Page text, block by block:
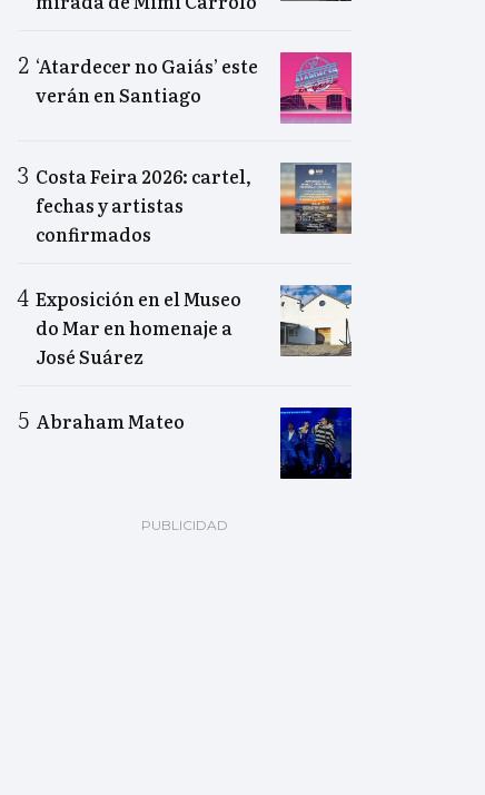
‘Atardecer no Gaiás’ este
verán en Santiago
Costa Feira 2026: cartel,
fechas y artistas
confirmados
Exposición en el Museo
do Mar en homenaje a
José Suárez
Abraham Mateo